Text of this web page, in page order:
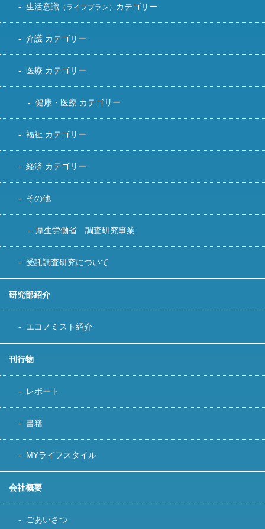
生活意識 （ライフプラン） カテゴリー
介護 カテゴリー
医療 カテゴリー
健康・医療 カテゴリー
福祉 カテゴリー
経済 カテゴリー
その他
厚生労働省 調査研究事業
受託調査研究について
研究部紹介
エコノミスト紹介
刊行物
レポート
書籍
MYライフスタイル
会社概要
ごあいさつ